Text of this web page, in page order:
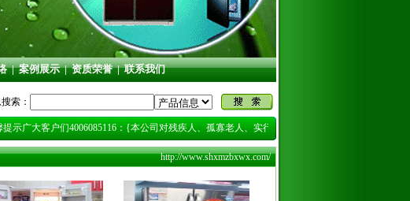
|案例展示|资质荣誉|联系我们
索：
广大客户们4006085116：{本公司对残疾人、孤寡老人、实行优惠20%-30%的修理费}
http://www.shxmzbxwx.com/